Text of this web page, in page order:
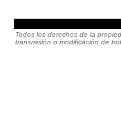
Todos los derechos de la
transmisión o modificación de